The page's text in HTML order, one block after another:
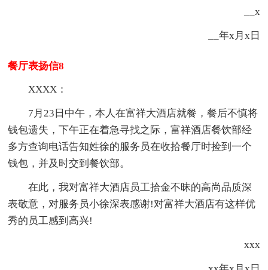
__x
__年x月x日
餐厅表扬信8
XXXX：
7月23日中午，本人在富祥大酒店就餐，餐后不慎将
钱包遗失，下午正在着急寻找之际，富祥酒店餐饮部经
多方查询电话告知姓徐的服务员在收拾餐厅时捡到一个
钱包，并及时交到餐饮部。
在此，我对富祥大酒店员工拾金不昧的高尚品质深
表敬意，对服务员小徐深表感谢!对富祥大酒店有这样优
秀的员工感到高兴!
xxx